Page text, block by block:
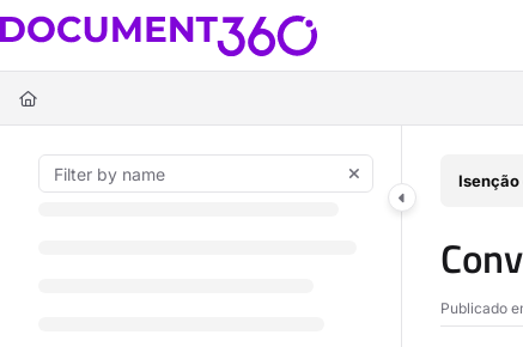
Documentation Index
Fetch the complete documentation index at:
Use this file to discover all available pages before exploring further.
Publicado